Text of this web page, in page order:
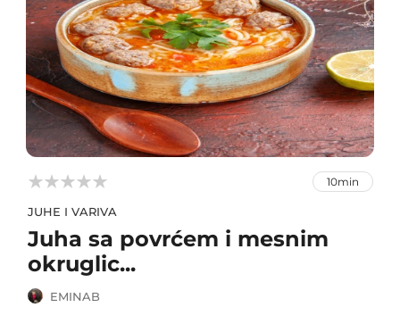


 10min
JUHE I VARIVA
Juha sa povrćem i mesnim
okruglic...
EMINAB